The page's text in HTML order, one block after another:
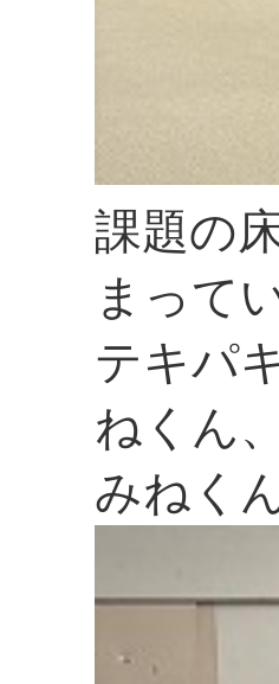
課題の
まって
テキパ
ねくん
みねく